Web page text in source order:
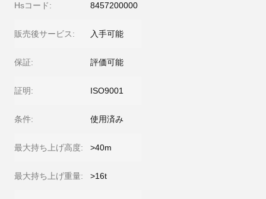
Hsコード: 8457200000
販売後サービス: 入手可能
保証: 評価可能
証明: ISO9001
条件: 使用済み
最大持ち上げ高度: >40m
最大持ち上げ重量: >16t